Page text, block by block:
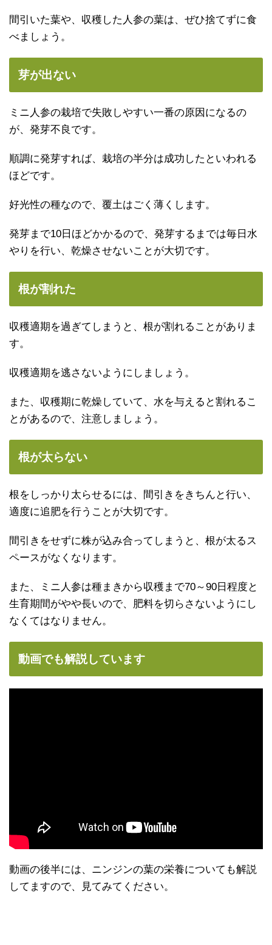
間引いた葉や、収穫した人参の葉は、ぜひ捨てずに食
べましょう。
芽が出ない
ミニ人参の栽培で失敗しやすい一番の原因になるの
が、発芽不良です。
順調に発芽すれば、栽培の半分は成功したといわれる
ほどです。
好光性の種なので、覆土はごく薄くします。
発芽まで10日ほどかかるので、発芽するまでは毎日水
やりを行い、乾燥させないことが大切です。
根が割れた
収穫適期を過ぎてしまうと、根が割れることがありま
す。
収穫適期を逃さないようにしましょう。
また、収穫期に乾燥していて、水を与えると割れるこ
とがあるので、注意しましょう。
根が太らない
根をしっかり太らせるには、間引きをきちんと行い、
適度に追肥を行うことが大切です。
間引きをせずに株が込み合ってしまうと、根が太るス
ペースがなくなります。
また、ミニ人参は種まきから収穫まで70～90日程度と
生育期間がやや長いので、肥料を切らさないようにし
なくてはなりません。
動画でも解説しています
動画の後半には、ニンジンの葉の栄養についても解説
してますので、見てみてください。